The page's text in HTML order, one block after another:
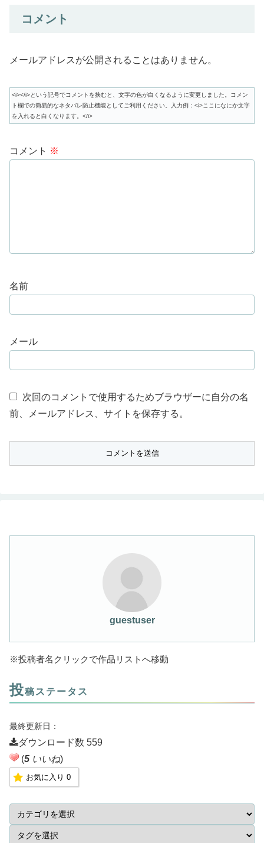
コメント
メールアドレスが公開されることはありません。
<i></i>という記号でコメントを挟むと、文字の色が白くなるように変更しました。コメン
ト欄での簡易的なネタバレ防止機能としてご利用ください。入力例：<i>ここになにか文字
を入れると白くなります。</i>
コメント ※
名前
メール
次回のコメントで使用するためブラウザーに自分の名
前、メールアドレス、サイトを保存する。
guestuser
※投稿者名クリックで作品リストへ移動
投稿ステータス
最終更新日：
ダウンロード数 559
(5 いいね)
お気に入り 0